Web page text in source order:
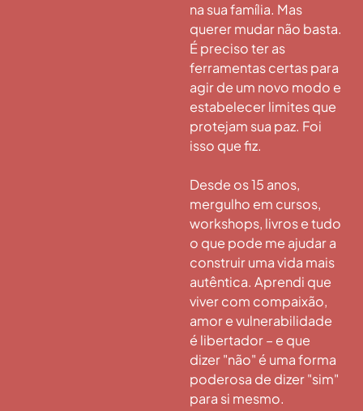
na sua família. Mas
querer mudar não basta.
É preciso ter as
ferramentas certas para
agir de um novo modo e
estabelecer limites que
protejam sua paz. Foi
isso que fiz.
Desde os 15 anos,
mergulho em cursos,
workshops, livros e tudo
o que pode me ajudar a
construir uma vida mais
autêntica. Aprendi que
viver com compaixão,
amor e vulnerabilidade
é libertador – e que
dizer "não" é uma forma
poderosa de dizer "sim"
para si mesmo.